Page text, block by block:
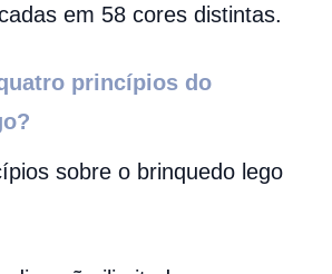
em 58 cores distintas.
princípios do
sobre o brinquedo lego